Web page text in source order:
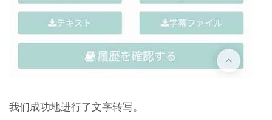
我们成功地进行了文字转写。